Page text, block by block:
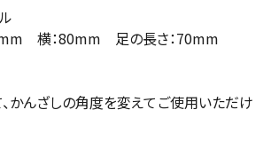
横：80mm 足の長さ：70mm
かんざしの角度を変えてご使用いただけ